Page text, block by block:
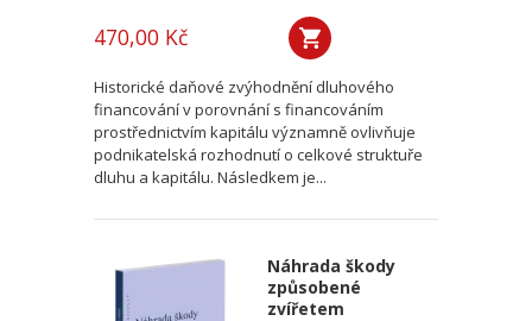
470,00 Kč
Historické daňové zvýhodnění dluhového
financování v porovnání s financováním
prostřednictvím kapitálu významně ovlivňuje
podnikatelská rozhodnutí o celkové struktuře
dluhu a kapitálu. Následkem je...
Náhrada škody
způsobené
zvířetem